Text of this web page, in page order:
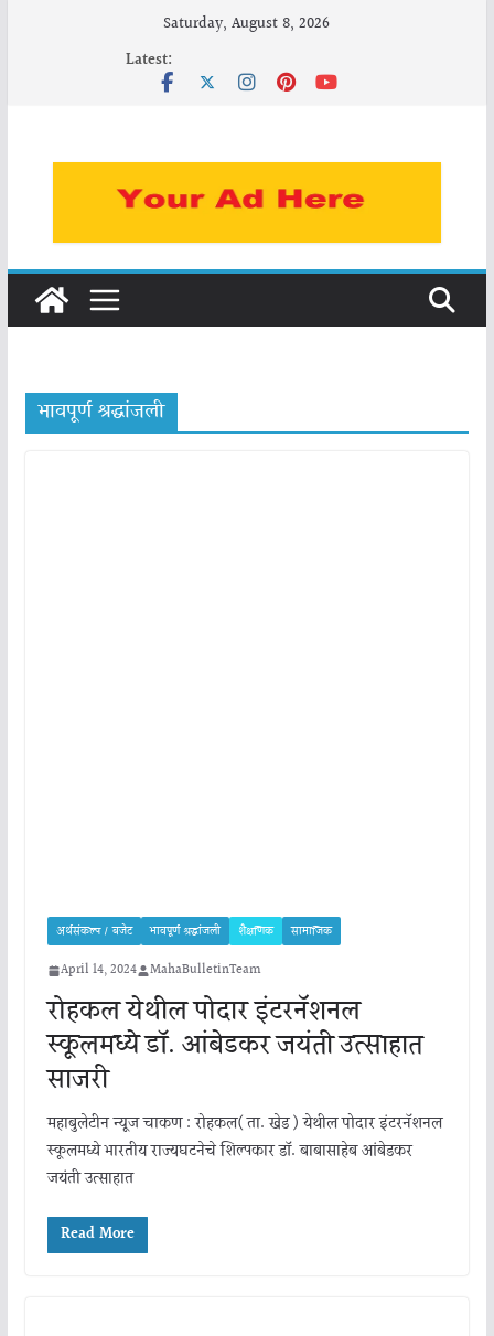
Saturday, August 8, 2026
Latest:
भावपूर्ण श्रद्धांजली
अर्थसंकल्प / बजेट भावपूर्ण श्रद्धांजली शैक्षणिक सामाजिक
April 14, 2024 MahaBulletinTeam
रोहकल येथील पोदार इंटरनॅशनल
स्कूलमध्ये डॉ. आंबेडकर जयंती उत्साहात
साजरी
महाबुलेटीन न्यूज चाकण : रोहकल( ता. खेड ) येथील पोदार इंटरनॅशनल
स्कूलमध्ये भारतीय राज्यघटनेचे शिल्पकार डॉ. बाबासाहेब आंबेडकर
जयंती उत्साहात
Read More